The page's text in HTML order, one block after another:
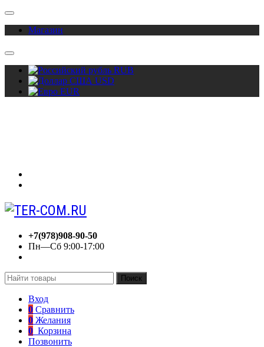
Магазин
RUB
USD
EUR
+7(978)908-90-50
Пн—Сб 9:00-17:00
Поиск
Вход
0 Сравнить
0 Желания
0 Корзина
Позвонить